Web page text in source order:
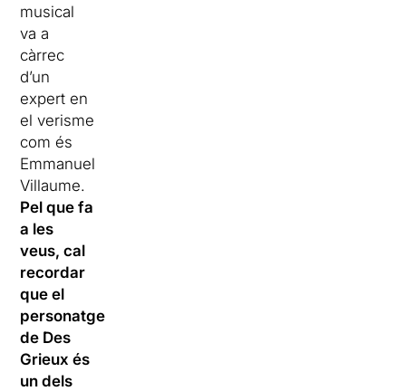
musical
va a
càrrec
d’un
expert en
el verisme
com és
Emmanuel
Villaume.
Pel que fa
a les
veus, cal
recordar
que el
personatge
de Des
Grieux és
un dels